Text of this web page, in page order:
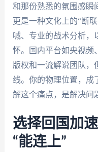
和那份熟悉的氛围感瞬
更是一种文化上的“断
喊、专业的战术分析，
怀。国内平台如央视频
版权和一流解说团队，
线。你的物理位置，成
解这个痛点，是解决问
选择回国加
“能连上”